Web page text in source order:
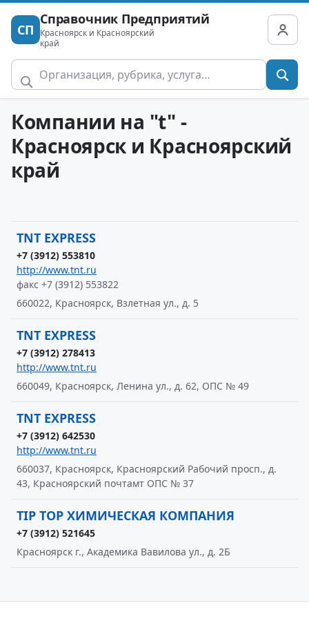
СП
Справочник Предприятий
Красноярск и Красноярский
край
Компании на "t" -
Красноярск и Красноярский
край
TNT EXPRESS
+7 (3912) 553810
http://www.tnt.ru
факс +7 (3912) 553822
660022, Красноярск, Взлетная ул., д. 5
TNT EXPRESS
+7 (3912) 278413
http://www.tnt.ru
660049, Красноярск, Ленина ул., д. 62, ОПС № 49
TNT EXPRESS
+7 (3912) 642530
http://www.tnt.ru
660037, Красноярск, Красноярский Рабочий просп., д.
43, Красноярский почтамт ОПС № 37
TIP TOP ХИМИЧЕСКАЯ КОМПАНИЯ
+7 (3912) 521645
Красноярск г., Академика Вавилова ул., д. 2Б